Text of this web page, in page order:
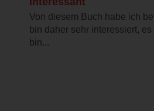
Von diesem Buch habe ich
bin daher sehr interessiert,
bin...